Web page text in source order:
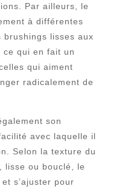
Par ailleurs, le
à différentes
lisses aux
ce qui en fait un
qui aiment
radicalement de
son
avec laquelle il
Selon la texture du
lisse ou bouclé, le
s’ajuster pour